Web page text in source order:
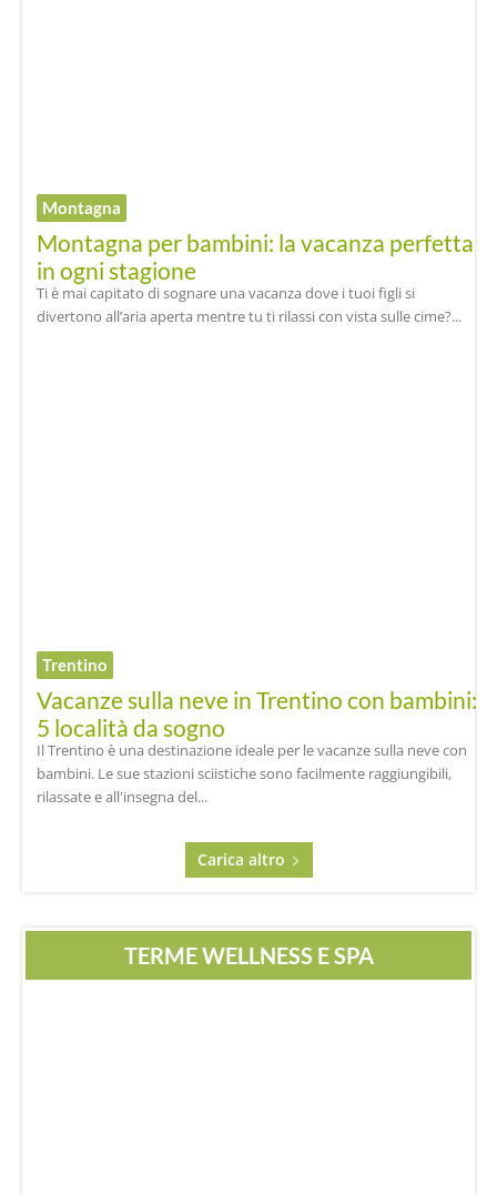
Montagna
Montagna per bambini: la vacanza perfetta
in ogni stagione
Ti è mai capitato di sognare una vacanza dove i tuoi figli si
divertono all’aria aperta mentre tu ti rilassi con vista sulle cime?...
Trentino
Vacanze sulla neve in Trentino con bambini:
5 località da sogno
Il Trentino è una destinazione ideale per le vacanze sulla neve con
bambini. Le sue stazioni sciistiche sono facilmente raggiungibili,
rilassate e all'insegna del...
Carica altro
TERME WELLNESS E SPA